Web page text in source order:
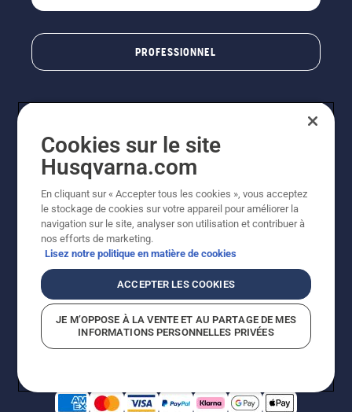
PROFESSIONNEL
© Husqvarna AB (publ). Tous droits réservés. Les prix
indiqués sont des prix de vente conseillés. Photos non
contractuelles. Tous les prix indiqués sont des prix de
vente recommandés (TVA incluse), sauf si le produit est
disponible pour un achat direct.
Conditions d'utilisation Avis de confidentialité
Égalité hommes femmesSignalement de violations présumées
Cookies sur le site
Husqvarna.com
En cliquant sur « Accepter tous les cookies », vous acceptez
le stockage de cookies sur votre appareil pour améliorer la
navigation sur le site, analyser son utilisation et contribuer à
nos efforts de marketing.
Lisez notre politique en matière de cookies
ACCEPTER LES COOKIES
JE M’OPPOSE À LA VENTE ET AU PARTAGE DE MES
INFORMATIONS PERSONNELLES PRIVÉES